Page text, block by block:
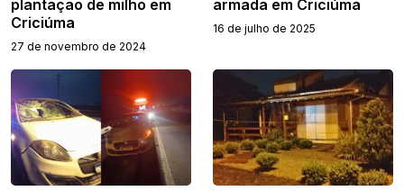
plantação de milho em
Criciúma
27 de novembro de 2024
armada em Criciúma
16 de julho de 2025